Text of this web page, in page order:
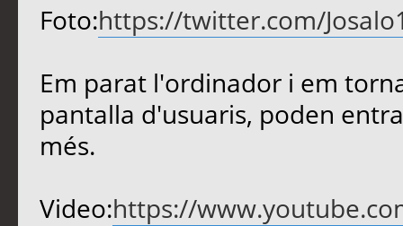
Foto:https://twitter.com/
Em parat l'ordinador i em
pantalla d'usuaris, poden
més.
Video:https://